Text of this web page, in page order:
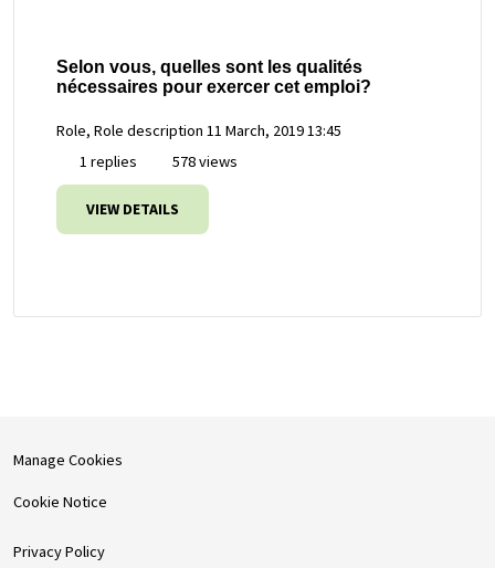
Selon vous, quelles sont les qualités
nécessaires pour exercer cet emploi?
Role, Role description 11 March, 2019 13:45
1 replies
578 views
VIEW DETAILS
Manage Cookies
Cookie Notice
Privacy Policy